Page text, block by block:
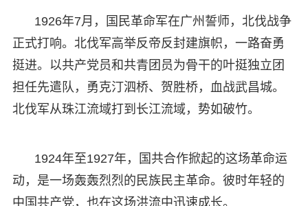
1926年7月，国民革命军在广州誓师，北伐战争
正式打响。北伐军高举反帝反封建旗帜，一路奋勇
挺进。以共产党员和共青团员为骨干的叶挺独立团
担任先遣队，勇克汀泗桥、贺胜桥，血战武昌城。
北伐军从珠江流域打到长江流域，势如破竹。
1924年至1927年，国共合作掀起的这场革命运
动，是一场轰轰烈烈的民族民主革命。彼时年轻的
中国共产党，也在这场洪流中迅速成长。